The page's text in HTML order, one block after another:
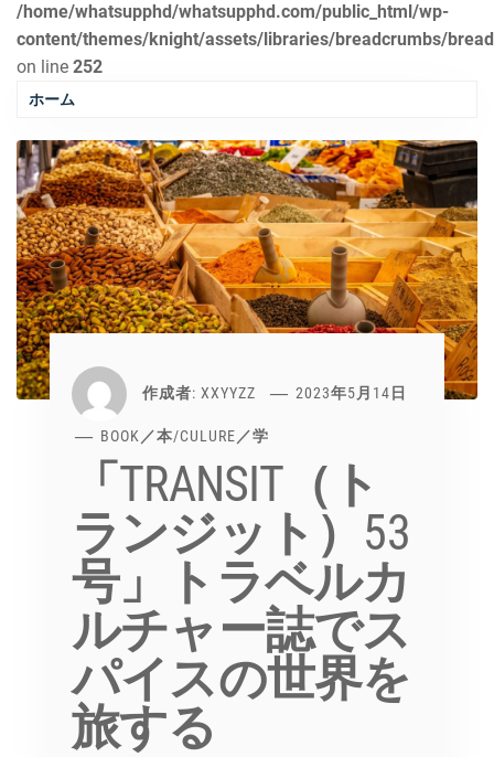
/home/whatsupphd/whatsupphd.com/public_html/wp-
content/themes/knight/assets/libraries/breadcrumbs/
on line 252
ホーム
作成者: XXYYZZ 2023年5月14日
BOOK／本/CULURE／学
「TRANSIT（ト
ランジット）53
号」トラベルカ
ルチャー誌でス
パイスの世界を
旅する